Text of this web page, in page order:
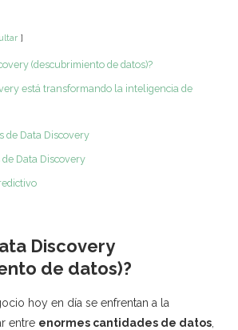
(descubrimiento de datos)?
está transformando la inteligencia de
de Data Discovery
Data Discovery
Discovery
de datos)?
hoy en día se enfrentan a la
entre enormes cantidades de datos